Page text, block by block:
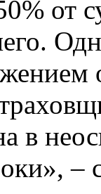
от
в
–